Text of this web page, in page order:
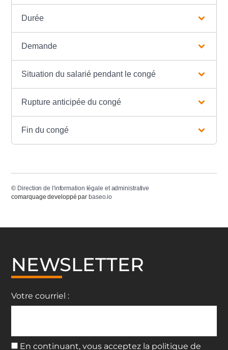
Durée
Demande
Situation du salarié pendant le congé
Rupture anticipée du congé
Fin du congé
© Direction de l'information légale et administrative
comarquage developpé par baseo.io
NEWSLETTER
Votre courriel :
En continuant, vous acceptez la politique de